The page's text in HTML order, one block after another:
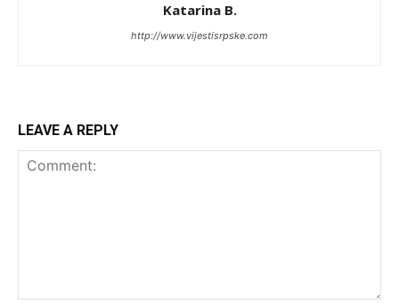
Katarina B.
http://www.vijestisrpske.com
LEAVE A REPLY